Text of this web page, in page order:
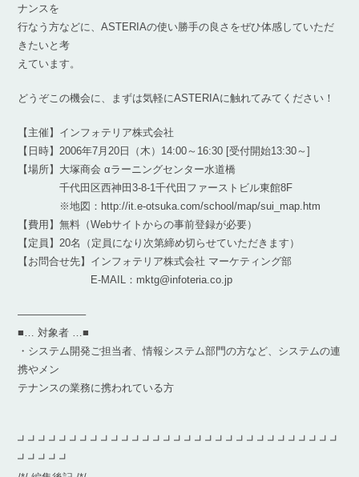
ナンスを
行なう方などに、ASTERIAの使い勝手の良さをぜひ体感していただ
きたいと考
えています。
どうぞこの機会に、まずは気軽にASTERIAに触れてみてください！
【主催】インフォテリア株式会社
【日時】2006年7月20日（木）14:00～16:30 [受付開始13:30～]
【場所】大塚商会 αラーニングセンター水道橋
千代田区西神田3-8-1千代田ファーストビル東館8F
※地図：http://it.e-otsuka.com/school/map/sui_map.htm
【費用】無料（Webサイトからの事前登録が必要）
【定員】20名（定員になり次第締め切らせていただきます）
【お問合せ先】インフォテリア株式会社 マーケティング部
E-MAIL：mktg@infoteria.co.jp
——————–
■… 対象者 …■
・システム開発ご担当者、情報システム部門の方など、システムの連
携やメン
テナンスの業務に携われている方
┛┛┛┛┛┛┛┛┛┛┛┛┛┛┛┛┛┛┛┛┛┛┛┛┛┛┛┛┛┛┛
┛┛┛┛┛